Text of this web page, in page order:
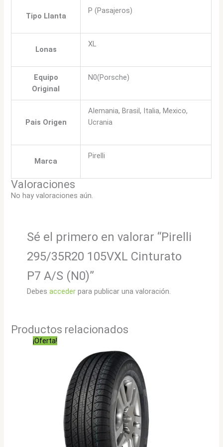
Tipo Llanta
P (Pasajeros)
Lonas
XL
Equipo
Original
N0(Porsche)
Pais Origen
Alemania, Brasil, Italia, Mexico,
Ucrania
Marca
Pirelli
Valoraciones
No hay valoraciones aún.
Sé el primero en valorar “Pirelli
295/35R20 105VXL Cinturato
P7 A/S (N0)”
Debes accederpara publicar una valoración.
Productos relacionados
¡Oferta!